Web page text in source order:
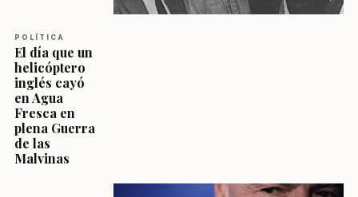
POLÍTICA
El día que un
helicóptero
inglés cayó
en Agua
Fresca en
plena Guerra
de las
Malvinas